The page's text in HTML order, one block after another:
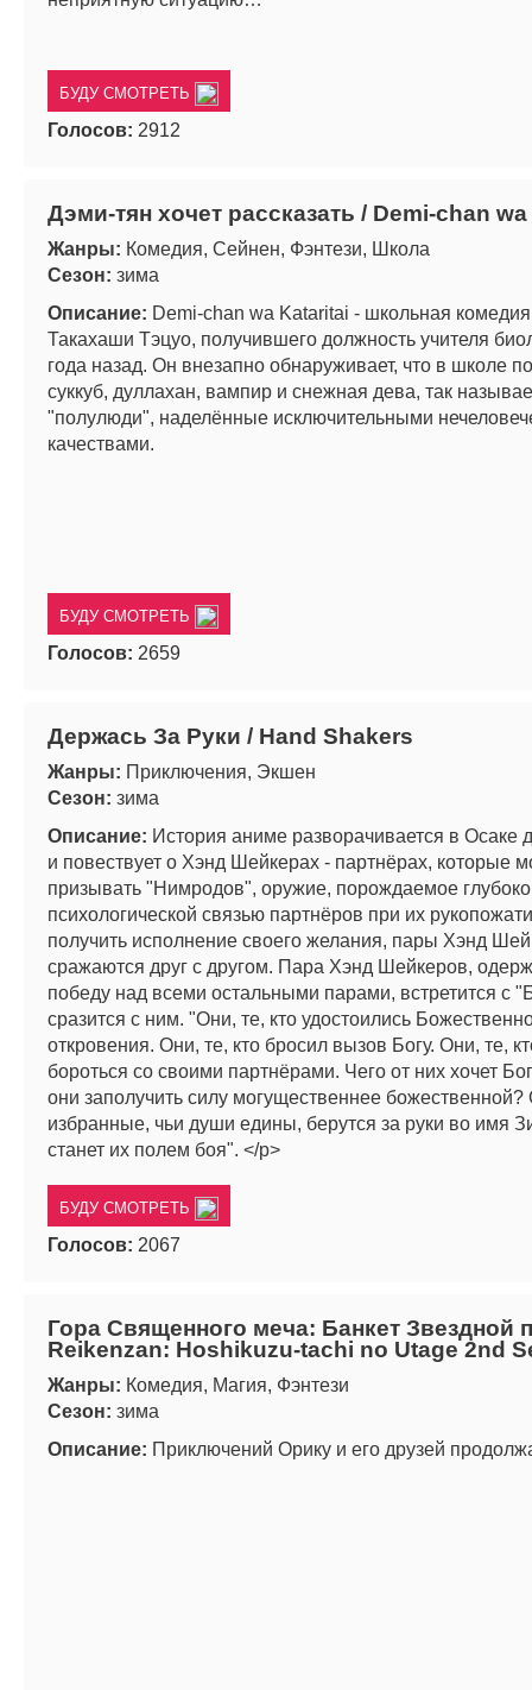
БУДУ СМОТРЕТЬ
Голосов: 2912
Дэми-тян хочет рассказать / Demi-chan
Жанры: Комедия, Сейнен, Фэнтези, Школа
Сезон: зима
Описание: Demi-chan wa Kataritai - школьная
Такахаши Тэцуо, получившего должность учителя
года назад. Он внезапно обнаруживает, что в школе
суккуб, дуллахан, вампир и снежная дева, так
"полулюди", наделённые исключительными
качествами.
БУДУ СМОТРЕТЬ
Голосов: 2659
Держась За Руки / Hand Shakers
Жанры: Приключения, Экшен
Сезон: зима
Описание: История аниме разворачивается в Осаке
и повествует о Хэнд Шейкерах - партнёрах, которые
призывать "Нимродов", оружие, порождаемое
психологической связью партнёров при их
получить исполнение своего желания, пары Хэнд
сражаются друг с другом. Пара Хэнд Шейкеров,
победу над всеми остальными парами, встретится с
сразится с ним. "Они, те, кто удостоились
откровения. Они, те, кто бросил вызов Богу. Они, те,
бороться со своими партнёрами. Чего от них хочет
они заполучить силу могущественнее божественной?
избранные, чьи души едины, берутся за руки во имя
станет их полем боя". </p>
БУДУ СМОТРЕТЬ
Голосов: 2067
Гора Священного меча: Банкет Звездной
Reikenzan: Hoshikuzu-tachi no Utage 2nd
Жанры: Комедия, Магия, Фэнтези
Сезон: зима
Описание: Приключений Орику и его друзей